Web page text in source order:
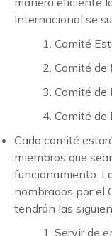
Internacional se
1. Comité
2. Comité de
3. Comité de
4. Comité de
Cada comité
miembros que
funcionamiento.
nombrados por el
tendrán las
1. Servir de